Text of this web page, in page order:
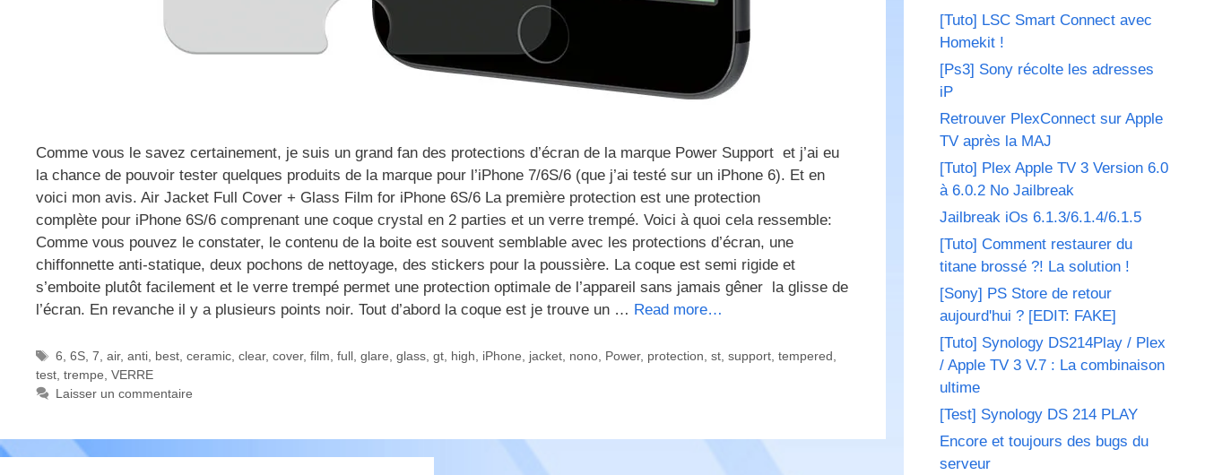
Comme vous le savez certainement, je suis un grand fan des protections d’écran de la marque Power Support et j’ai eu
la chance de pouvoir tester quelques produits de la marque pour l’iPhone 7/6S/6 (que j’ai testé sur un iPhone 6). Et en
voici mon avis. Air Jacket Full Cover + Glass Film for iPhone 6S/6 La première protection est une protection
complète pour iPhone 6S/6 comprenant une coque crystal en 2 parties et un verre trempé. Voici à quoi cela ressemble:
Comme vous pouvez le constater, le contenu de la boite est souvent semblable avec les protections d’écran, une
chiffonnette anti-statique, deux pochons de nettoyage, des stickers pour la poussière. La coque est semi rigide et
s’emboite plutôt facilement et le verre trempé permet une protection optimale de l’appareil sans jamais gêner la glisse de
l’écran. En revanche il y a plusieurs points noir. Tout d’abord la coque est je trouve un … Read more…
Étiquettes
6, 6S, 7, air, anti, best, ceramic, clear, cover, film, full, glare, glass, gt, high, iPhone, jacket, nono, Power, protection, st, support, tempered,
test, trempe, VERRE
Laisser un commentaire
[Tuto] LSC Smart Connect avec
Homekit !
[Ps3] Sony récolte les adresses
iP
Retrouver PlexConnect sur Apple
TV après la MAJ
[Tuto] Plex Apple TV 3 Version 6.0
à 6.0.2 No Jailbreak
Jailbreak iOs 6.1.3/6.1.4/6.1.5
[Tuto] Comment restaurer du
titane brossé ?! La solution !
[Sony] PS Store de retour
aujourd'hui ? [EDIT: FAKE]
[Tuto] Synology DS214Play / Plex
/ Apple TV 3 V.7 : La combinaison
ultime
[Test] Synology DS 214 PLAY
Encore et toujours des bugs du
serveur